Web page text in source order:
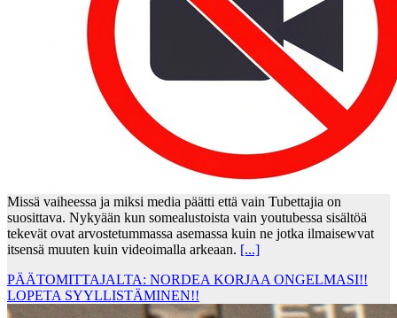
Missä vaiheessa ja miksi media päätti että vain Tubettajia on
suosittava. Nykyään kun somealustoista vain youtubessa sisältöä
tekevät ovat arvostetummassa asemassa kuin ne jotka ilmaisewvat
itsensä muuten kuin videoimalla arkeaan. [...]
PÄÄTOMITTAJALTA: NORDEA KORJAA ONGELMASI!!
LOPETA SYYLLISTÄMINEN!!